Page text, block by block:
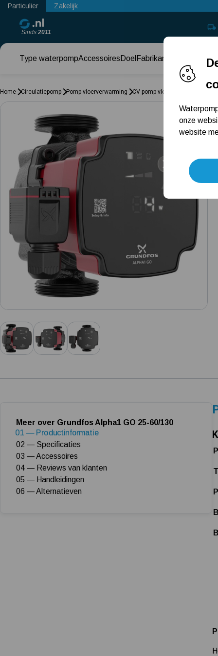
Particulier Zakelijk
Sinds 2011
Type waterpompAccessoires Doel Fabrikant
Home Circulatiepomp Pomp vloerverwarming CV pomp vloerverwarming
Meer over Grundfos Alpha1 GO 25-60/130
01 — Productinformatie
02 — Specificaties
03 — Accessoires
04 — Reviews van klanten
05 — Handleidingen
06 — Alternatieven
onze
website